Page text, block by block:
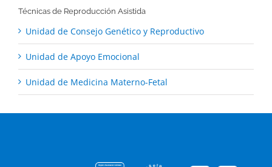
Técnicas de Reproducción Asistida
Unidad de Consejo Genético y Reproductivo
Unidad de Apoyo Emocional
Unidad de Medicina Materno-Fetal